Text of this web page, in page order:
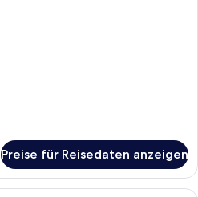
Preise für Reisedaten anzeigen